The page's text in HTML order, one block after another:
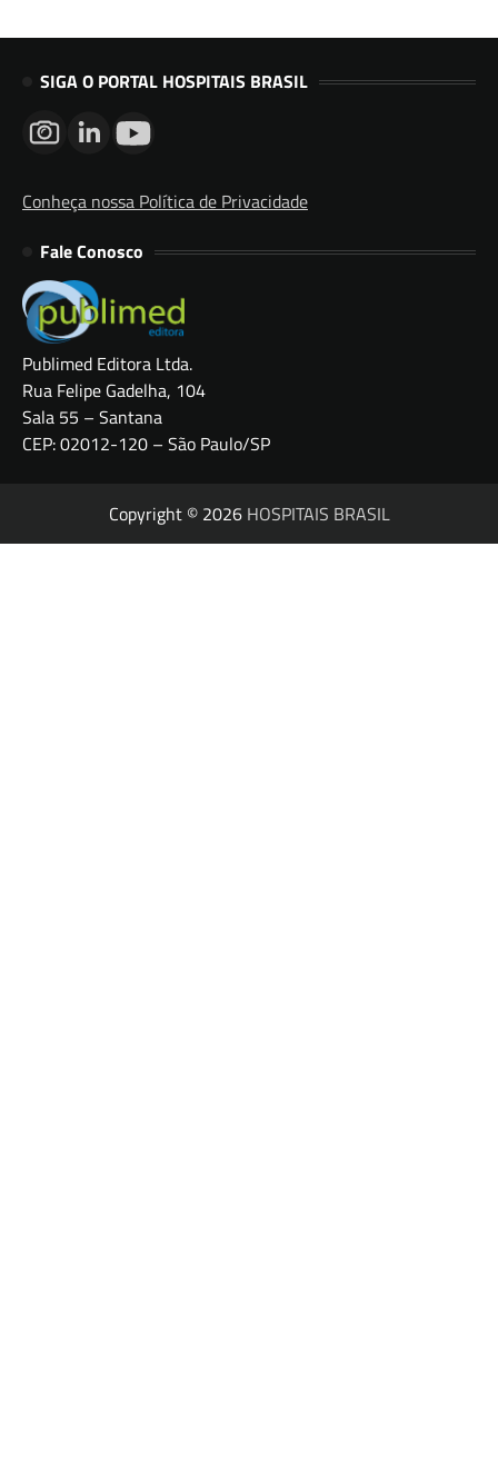
SIGA O PORTAL HOSPITAIS BRASIL
Conheça nossa Política de Privacidade
Fale Conosco
Publimed Editora Ltda.
Rua Felipe Gadelha, 104
Sala 55 – Santana
CEP: 02012-120 – São Paulo/SP
Copyright © 2026 HOSPITAIS BRASIL